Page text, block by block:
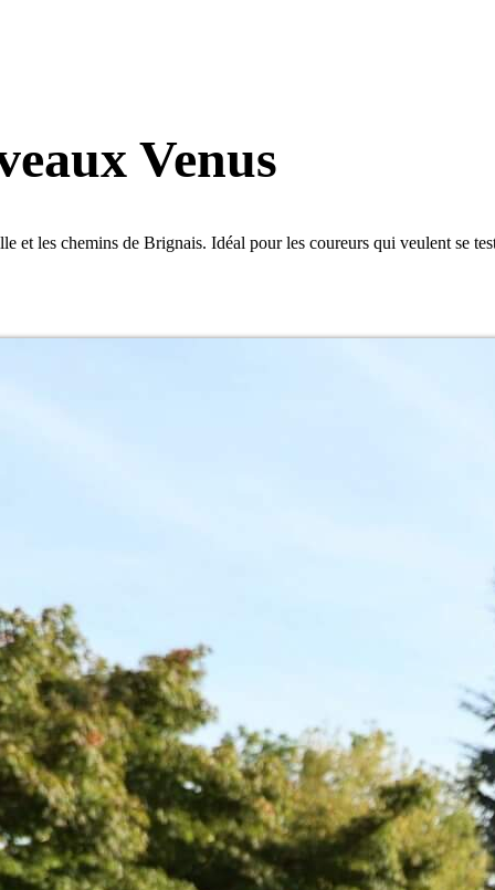
Venus
et les chemins de Brignais. Idéal pour les coureurs qui veulent se